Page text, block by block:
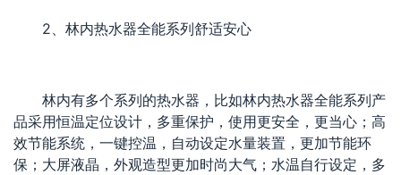
2、林内热水器全能系列舒适安心
林内有多个系列的热水器，比如林内热水器全能系列产
品采用恒温定位设计，多重保护，使用更安全，更当心；高
效节能系统，一键控温，自动设定水量装置，更加节能环
保；大屏液晶，外观造型更加时尚大气；水温自行设定，多